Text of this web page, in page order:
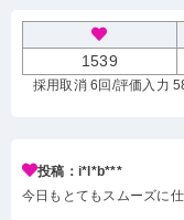
1539
採用取消 6回 /評価入力
投稿：i*l*b***
今日もとてもスムーズに